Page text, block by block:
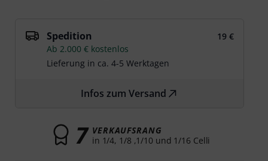
Spedition
19 €
Ab 2.000 € kostenlos
Lieferung in ca. 4-5 Werktagen
Infos zum Versand
7 VERKAUFSRANG
in 1/4, 1/8 ,1/10 und 1/16 Celli